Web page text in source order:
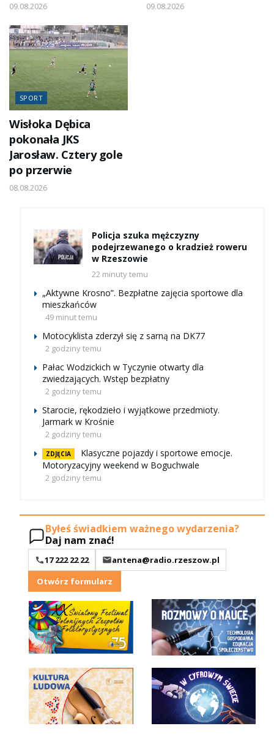
09.08.2026 09.08.2026
SPORT
Wisłoka Dębica
pokonała JKS
Jarosław. Cztery gole
po przerwie
08.08.2026
Policja szuka mężczyzny
podejrzewanego o kradzież roweru
w Rzeszowie
22 minuty temu
„Aktywne Krosno”. Bezpłatne zajęcia sportowe dla
mieszkańców
49 minut temu
Motocyklista zderzył się z sarną na DK77
2 godziny temu
Pałac Wodzickich w Tyczynie otwarty dla
zwiedzających. Wstęp bezpłatny
2 godziny temu
Starocie, rękodzieło i wyjątkowe przedmioty.
Jarmark w Krośnie
2 godziny temu
ZDJĘCIA
Klasyczne pojazdy i sportowe emocje.
Motoryzacyjny weekend w Boguchwale
2 godziny temu
Byłeś świadkiem ważnego wydarzenia?
Daj nam znać!
17 222 22 22
antena@radio.rzeszow.pl
Otwórz formularz